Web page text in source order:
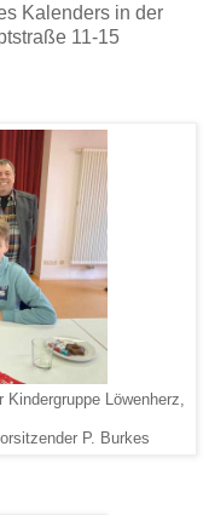
Kalenders in der
11-15
Löwenherz,
P. Burkes